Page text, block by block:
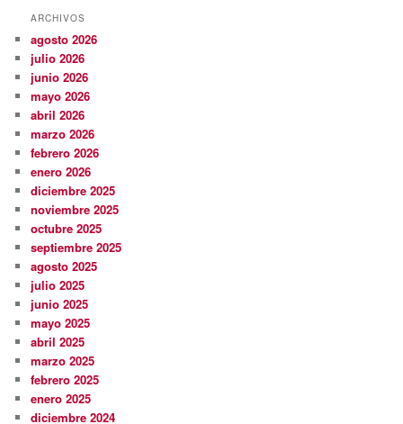
ARCHIVOS
agosto 2026
julio 2026
junio 2026
mayo 2026
abril 2026
marzo 2026
febrero 2026
enero 2026
diciembre 2025
noviembre 2025
octubre 2025
septiembre 2025
agosto 2025
julio 2025
junio 2025
mayo 2025
abril 2025
marzo 2025
febrero 2025
enero 2025
diciembre 2024